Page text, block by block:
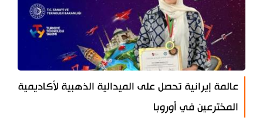
عالمة إيرانية تحصل على الميدالية الذهبية لأكاديمية
المخترعين في أوروبا